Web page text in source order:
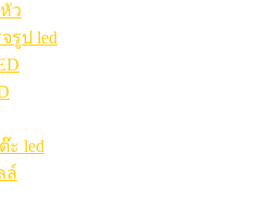
ว
รูป led
ะ led
ล์